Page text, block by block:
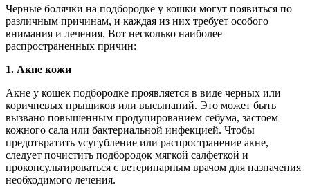
Черные болячки на подбородке у кошки могут появиться по
различным причинам, и каждая из них требует особого
внимания и лечения. Вот несколько наиболее
распространенных причин:
1. Акне кожи
Акне у кошек подбородке проявляется в виде черных или
коричневых прыщиков или высыпаний. Это может быть
вызвано повышенным продуцированием себума, застоем
кожного сала или бактериальной инфекцией. Чтобы
предотвратить усугубление или распространение акне,
следует почистить подбородок мягкой салфеткой и
проконсультироваться с ветеринарным врачом для назначения
необходимого лечения.